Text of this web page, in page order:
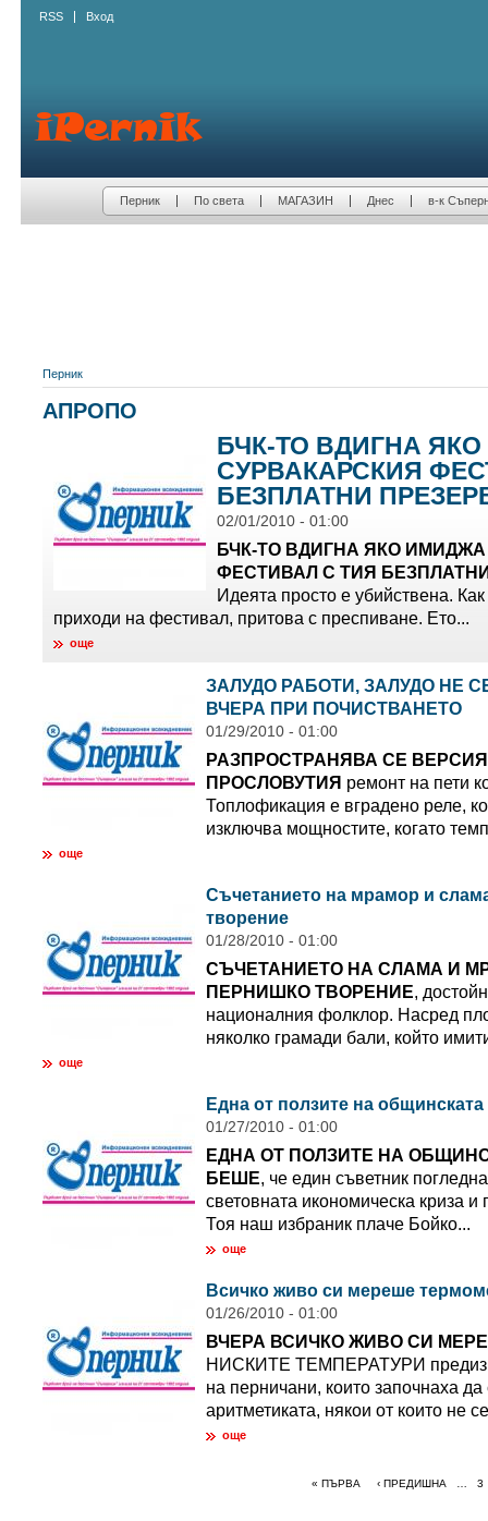
RSS Вход
Перник По света МАГАЗИН Днес в-к
Перник
АПРОПО
БЧК-ТО ВДИГНА
СУРВАКАРСКИЯ
БЕЗПЛАТНИ
02/01/2010 - 01:00
БЧК-ТО ВДИГНА ЯКО
ФЕСТИВАЛ С ТИЯ
Идеята просто е убийствена.
приходи на фестивал, притова с преспиване. Ето...
още
ЗАЛУДО РАБОТИ, ЗАЛУДО НЕ
ВЧЕРА ПРИ ПОЧИСТВАНЕТО
01/29/2010 - 01:00
РАЗПРОСТРАНЯВА СЕ
ПРОСЛОВУТИЯ ремонт на пети
Топлофикация е вградено реле,
изключва мощностите, когато
още
Съчетанието на мрамор и
творение
01/28/2010 - 01:00
СЪЧЕТАНИЕТО НА СЛАМА И
ПЕРНИШКО ТВОРЕНИЕ,
националния фолклор. Насред
няколко грамади бали, който
още
Една от ползите на
01/27/2010 - 01:00
ЕДНА ОТ ПОЛЗИТЕ НА
БЕШЕ, че един съветник
световната икономическа криза
Тоя наш избраник плаче Бойко...
още
Всичко живо си мереше
01/26/2010 - 01:00
ВЧЕРА ВСИЧКО ЖИВО СИ
НИСКИТЕ ТЕМПЕРАТУРИ
на перничани, които започнаха
аритметиката, някои от които не
още
« ПЪРВА ‹ ПРЕДИШНА 3